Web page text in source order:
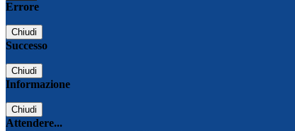
Errore
Chiudi
Successo
Chiudi
Informazione
Chiudi
Attendere...